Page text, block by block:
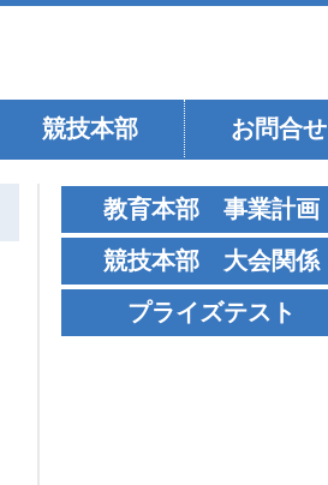
競技本部 お問合せ
教育本部 事業計画
競技本部 大会関係
プライズテスト